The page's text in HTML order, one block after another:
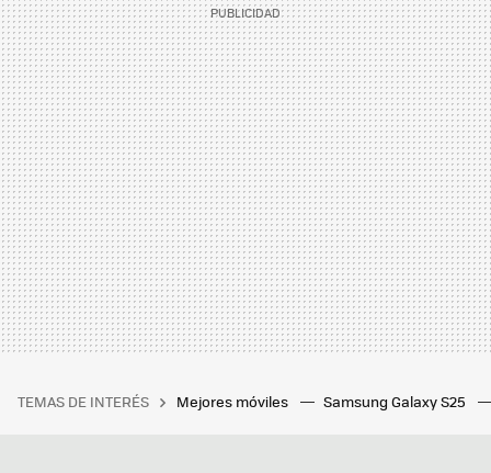
TEMAS DE INTERÉS Mejores móviles Samsung Galaxy S25